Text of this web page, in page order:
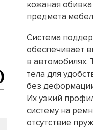
кожаная
предмета
Система
обеспечивает
в автомобилях.
тела для
без
Их узкий
систему на
отсутствие